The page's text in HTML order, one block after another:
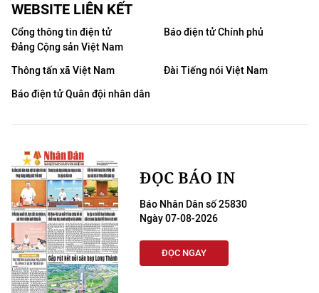
WEBSITE LIÊN KẾT
Cổng thông tin điện tử
Đảng Cộng sản Việt Nam
Báo điện tử Chính phủ
Thông tấn xã Việt Nam
Đài Tiếng nói Việt Nam
Báo điện tử Quân đội nhân dân
ĐỌC BÁO IN
Báo Nhân Dân số 25830
Ngày 07-08-2026
ĐỌC NGAY